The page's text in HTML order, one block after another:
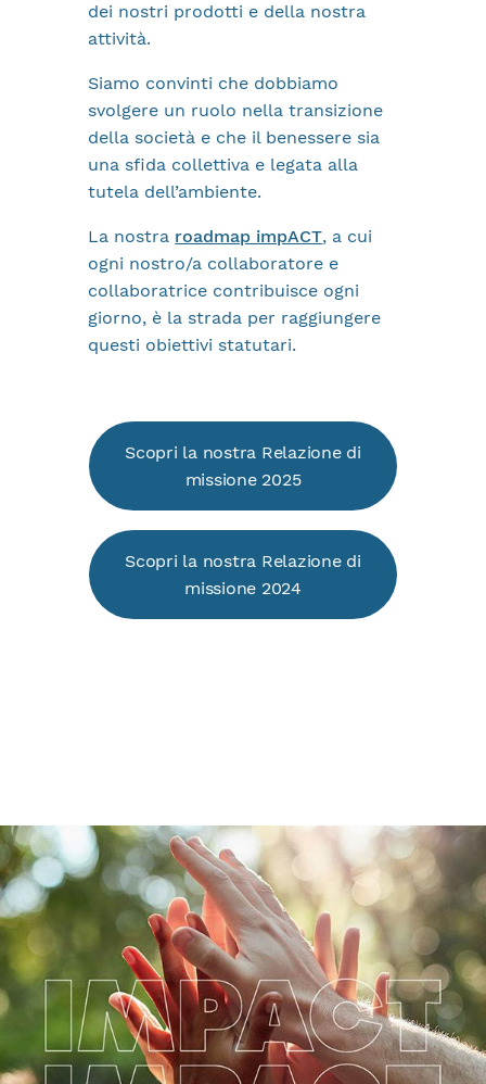
dei nostri prodotti e della nostra
attività.
Siamo convinti che dobbiamo
svolgere un ruolo nella transizione
della società e che il benessere sia
una sfida collettiva e legata alla
tutela dell’ambiente.
La nostra roadmap impACT, a cui
ogni nostro/a collaboratore e
collaboratrice contribuisce ogni
giorno, è la strada per raggiungere
questi obiettivi statutari.
Scopri la nostra Relazione di
missione 2025
Scopri la nostra Relazione di
missione 2024